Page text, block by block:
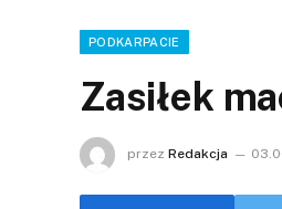
PODKARPACIE
Zasiłek
przez Redakcja